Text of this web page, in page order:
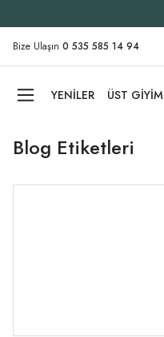
Bize Ulaşın 0 535 585 14 94
YENİLER ÜST GİYİM
Blog Etiketleri